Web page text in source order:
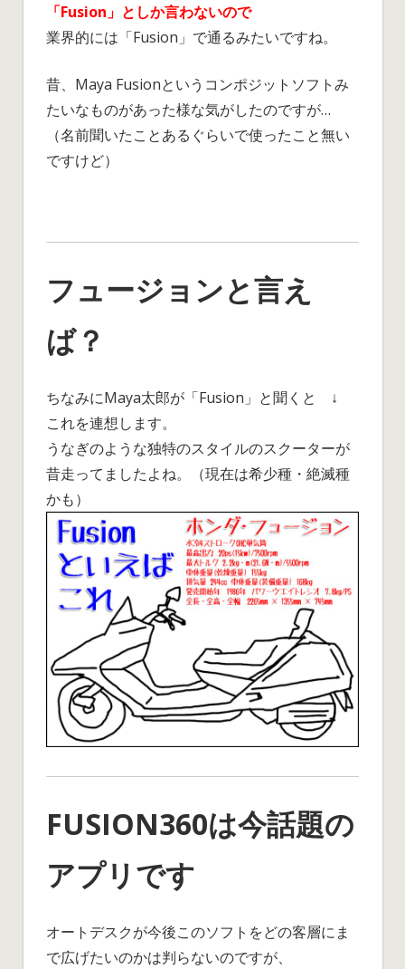
「Fusion」としか言わないので
業界的には「Fusion」で通るみたいですね。
昔、Maya Fusionというコンポジットソフトみ
たいなものがあった様な気がしたのですが…
（名前聞いたことあるぐらいで使ったこと無い
ですけど）
フュージョンと言え
ば？
ちなみにMaya太郎が「Fusion」と聞くと ↓
これを連想します。
うなぎのような独特のスタイルのスクーターが
昔走ってましたよね。（現在は希少種・絶滅種
かも）
FUSION360は今話題の
アプリです
オートデスクが今後このソフトをどの客層にま
で広げたいのかは判らないのですが、